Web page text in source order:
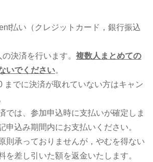
払い（クレジットカード，銀行振込
決済を行います。 複数人まとめての
いでください。
でに決済が取れていない方はキャン
は、参加申込時に支払いが確定しま
申込み期間内にお支払いください。
則承っておりませんが，やむを得ない
を差し引いた額を返金いたします。